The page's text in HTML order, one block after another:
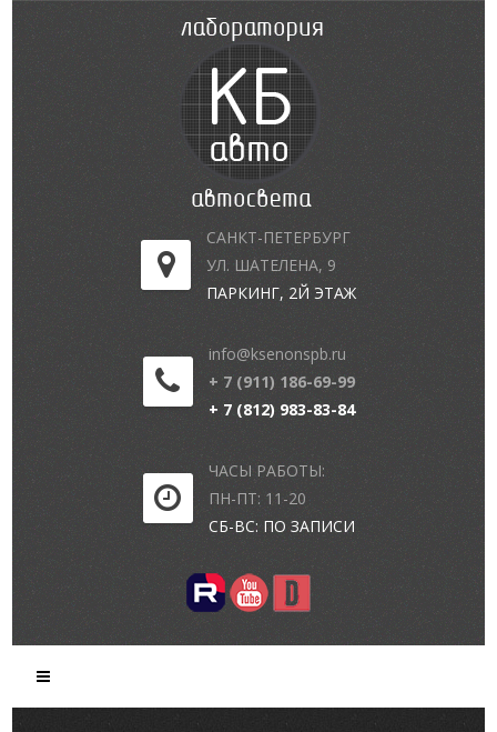
САНКТ-ПЕТЕРБУРГ
УЛ. ШАТЕЛЕНА, 9
ПАРКИНГ, 2Й ЭТАЖ
info@ksenonspb.ru
+ 7 (911) 186-69-99
+ 7 (812) 983-83-84
ЧАСЫ РАБОТЫ:
ПН-ПТ: 11-20
СБ-ВС: ПО ЗАПИСИ